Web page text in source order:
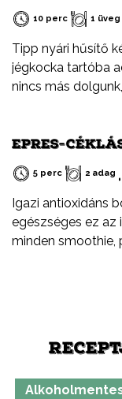
10 perc 1 üveg
Tipp nyári hűsítő
jégkocka tartóba
nincs más
EPRES-
5 perc 2 adag
Igazi antioxidáns
egészséges ez az
minden smoothie,